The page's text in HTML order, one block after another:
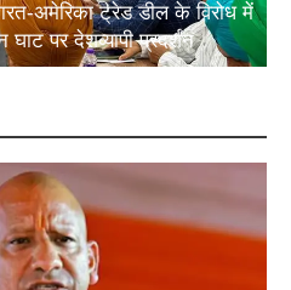
पर देशव्यापी प्रदर्शन